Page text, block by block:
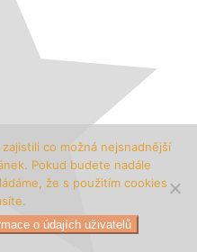
co možná nejsnadnější
Pokud budete nadále
že s použitím cookies
o údajích uživatelů